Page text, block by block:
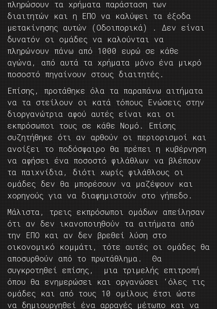
πληρώσουν τα χρήματα παράσταση των
διαιτητών και η ΕΠΟ να καλύψει τα έξοδα
μετακίνησης αυτών (Οδοιπορικά) . Δεν είναι
δυνατόν οι ομάδες να καλούνται να
πληρώνουν πάνω από 1000 ευρώ σε κάθε
αγώνα, από αυτά τα χρήματα μόνο ένα μικρό
ποσοστό πηγαίνουν στους διαιτητές.
Επίσης, προτάθηκε όλα τα παραπάνω αιτήματα
να τα στείλουν οι κατά τόπους Ενώσεις στην
διοργανώτρια αφού αυτές είναι και οι
εκπρόσωποι τους σε κάθε Νομό. Επίσης
συζητήθηκε ότι αν αρθούν οι περιορισμοί και
ανοίξει το ποδόσφαιρο θα πρέπει η κυβέρνηση
να αφήσει ένα ποσοστό φιλάθλων να βλέπουν
τα παιχνίδια, διότι χωρίς φιλάθλους οι
ομάδες δεν θα μπορέσουν να μαζέψουν και
χορηγούς για να διαφημιστούν στο γήπεδο.
Μάλιστα, τρεις εκπρόσωποι ομάδων απείλησαν
ότι αν δεν ικανοποιηθούν τα αιτήματα από
την ΕΠΟ και αν δεν βρεθεί λύση στο
οικονομικό κομμάτι, τότε αυτές οι ομάδες θα
αποσυρθούν από το πρωτάθλημα. Θα
συγκροτηθεί επίσης, μια τριμελής επιτροπή
όπου θα ενημερώσει και οργανώσει ‘όλες τις
ομάδες και από τους 10 ομίλους έτσι ώστε
να δημιουργηθεί ένα αρραγές μέτωπο και να